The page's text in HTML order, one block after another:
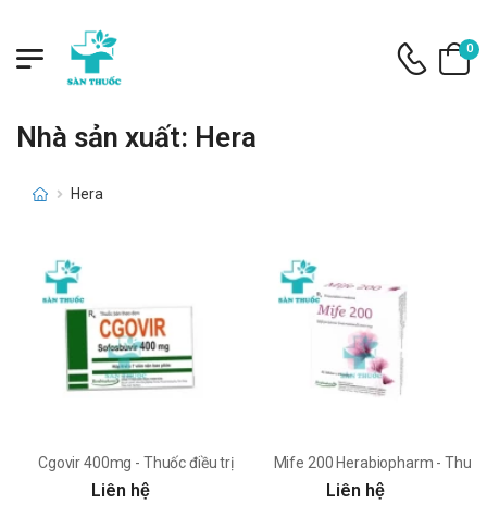
0
Nhà sản xuất: Hera
Hera
Cgovir 400mg - Thuốc điều trị viêm gan C hiệu quả của Hera
Liên hệ
Mife 200 Herabiopharm -
Liên hệ